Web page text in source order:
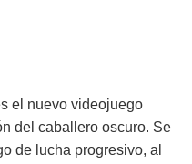
el nuevo videojuego
del caballero oscuro. Se
de lucha progresivo, al